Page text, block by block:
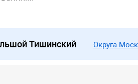
Тишинский Округа